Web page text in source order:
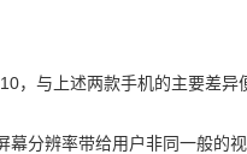
，与上述两款手机的主要差异
分辨率带给用户非同一般的